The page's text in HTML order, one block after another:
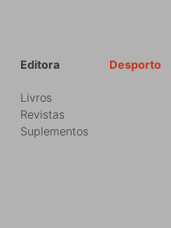
Desporto
Editora
Livros
Revistas
Suplementos